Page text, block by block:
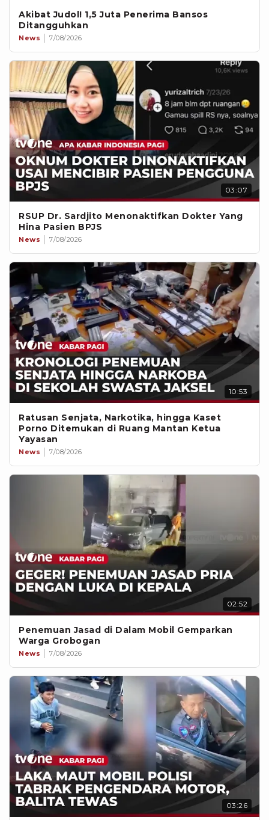
Akibat Judol! 1,5 Juta Penerima Bansos
Ditangguhkan
News 7/08/2026
03:07
RSUP Dr. Sardjito Menonaktifkan Dokter Yang
Hina Pasien BPJS
News 7/08/2026
10:53
Ratusan Senjata, Narkotika, hingga Kaset
Porno Ditemukan di Ruang Mantan Ketua
Yayasan
News 7/08/2026
02:52
Penemuan Jasad di Dalam Mobil Gemparkan
Warga Grobogan
News 7/08/2026
03:26